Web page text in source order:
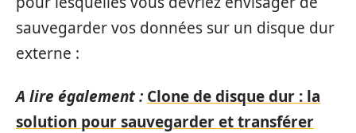
sauvegarder vos données sur un disque dur
externe :
A lire également : Clone de disque dur : la
solution pour sauvegarder et transférer